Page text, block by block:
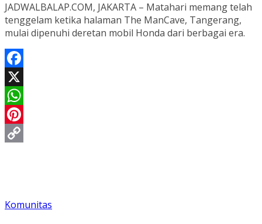
JADWALBALAP.COM, JAKARTA – Matahari memang telah
tenggelam ketika halaman The ManCave, Tangerang,
mulai dipenuhi deretan mobil Honda dari berbagai era.
Facebook
X
WhatsApp
Pinterest
Komunitas